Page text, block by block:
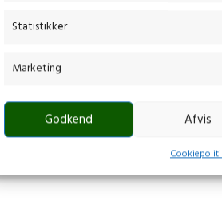
Statistikker
Marketing
Godkend Afvis